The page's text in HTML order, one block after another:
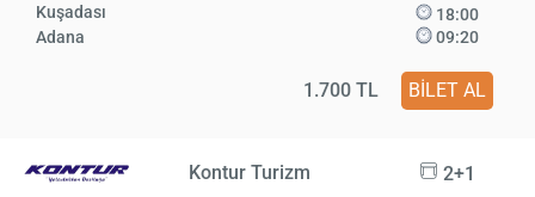
Kuşadası
Adana
18:00
09:20
1.700 TL BİLET AL
Kontur Turizm 2+1